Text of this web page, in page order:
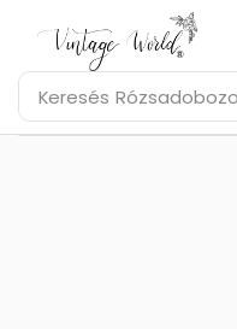
Keresés